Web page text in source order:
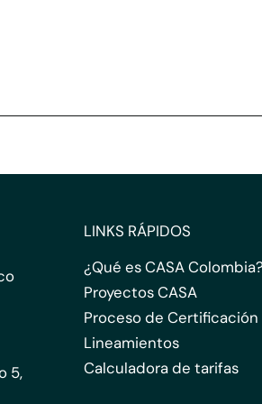
5,
LINKS RÁPIDOS
¿Qué es CASA
Proyectos CASA
Proceso de Certificación
Lineamientos
Calculadora de tarifas